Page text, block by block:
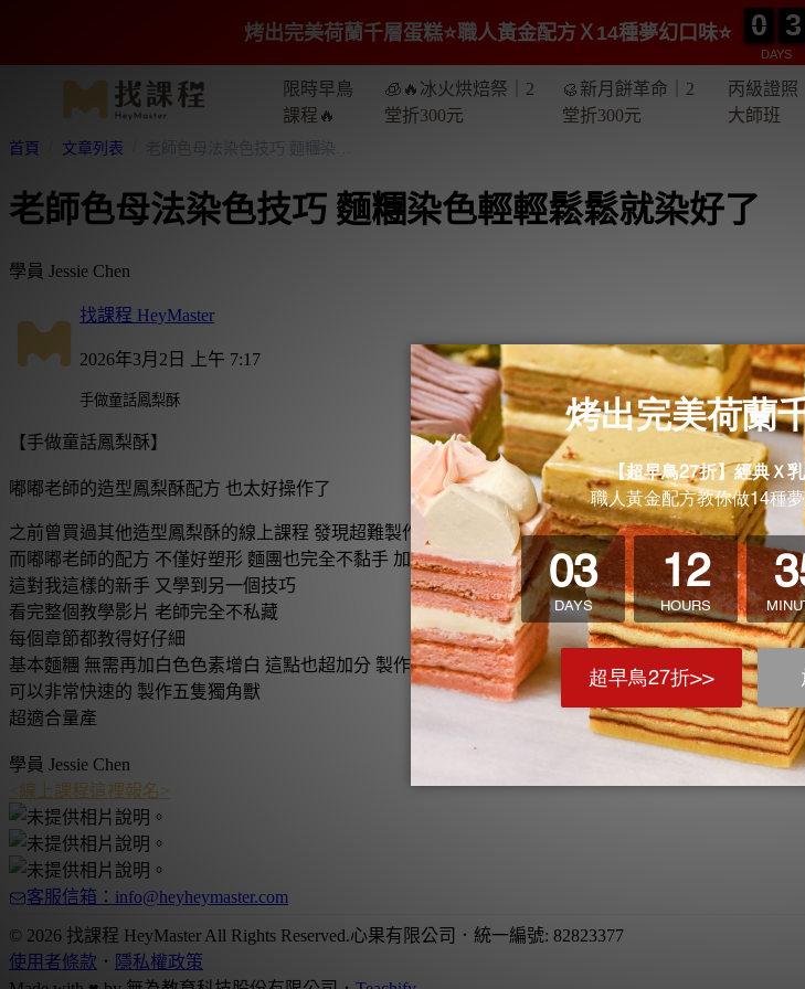
限時早鳥
課程🔥
🧊🔥冰火烘焙祭｜2
堂折300元
🥮新月餅革命｜2
堂折300元
丙級證照
大師班
首頁 文章列表
老師色母法染色技巧 麵糰染色輕輕鬆鬆就染好了
學員 Jessie Chen
找課程 HeyMaster
2026年3月2日 上午 7:17
手做童話鳳梨酥
【手做童話鳳梨酥】
嘟嘟老師的造型鳳梨酥配方 也太好操作了
之前曾買過其他造型鳳梨酥的線上課程 發現超難製作 餅皮會黏手 做一個造型鳳梨酥要做好久
而嘟嘟老師的配方 不僅好塑形 麵團也完全不黏手 加上老師色母法染色技巧 麵糰染色輕輕鬆鬆就染好了
這對我這樣的新手 又學到另一個技巧
看完整個教學影片 老師完全不私藏
每個章節都教得好仔細
基本麵糰 無需再加白色色素增白 這點也超加分 製作過程中 麵糰超好捏
可以非常快速的 製作五隻獨角獸
超適合量產
學員 Jessie Chen
<線上課程這裡報名>
客服信箱：info@heyheymaster.com
© 2026 找課程 HeyMaster All Rights Reserved.心果有限公司 ． 統一編號: 82823377
使用者條款 ． 隱私權政策
烤出完美荷蘭千層蛋糕⭐️職人黃金配方Ｘ14種夢幻口味⭐️
DAYS
0
0
0
0 3
3
3
3